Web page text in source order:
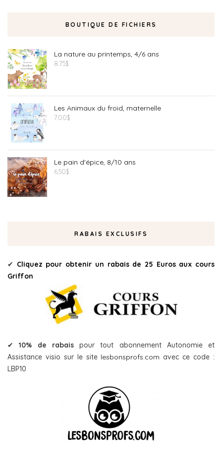
BOUTIQUE DE FICHIERS
La nature au printemps, 4/6 ans
8.75$
Les Animaux du froid, maternelle
7.00$
Le pain d'épice, 8/10 ans
6.50$
RABAIS EXCLUSIFS
✔ Cliquez pour obtenir un rabais de 25 Euros aux cours
Griffon
✔10% de rabaispour tout abonnement Autonomie et
Assistance visio sur le site lesbonsprofs.com avec ce code :
LBP10